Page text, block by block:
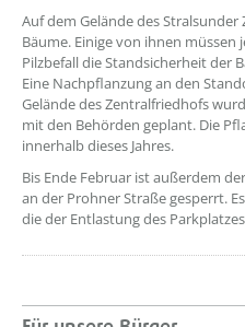
Auf dem Gelände des
Bäume. Einige von ihnen
Pilzbefall die Standsicherheit der
Eine Nachpflanzung an den
Gelände des Zentralfriedhofs
mit den Behörden geplant. Die
innerhalb dieses Jahres.
Bis Ende Februar ist außerdem
an der Prohner Straße gesperrt.
die der Entlastung des